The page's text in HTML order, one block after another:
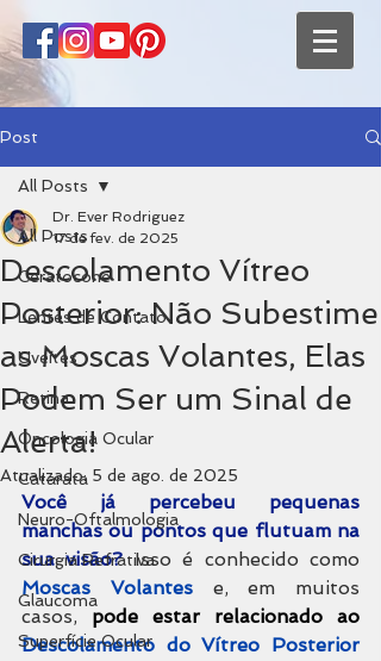
Post
All Posts
Ceratocone
Lentes de Contato
Uveítes
Retina
Oncologia Ocular
Catarata
Neuro-Oftalmologia
Cirurgia Refrativa
Glaucoma
Superfície Ocular
All Posts
Descolamento Vítreo
Posterior: Não Subestime
as Moscas Volantes, Elas
Podem Ser um Sinal de
Alerta!
Dr. Ever Rodriguez
17 de fev. de 2025
Atualizado: 5 de ago. de 2025
Você já percebeu pequenas
manchas ou pontos que flutuam na
sua visão?
Moscas Volantes e, em muitos
casos,
Descolamento do Vítreo Posterior